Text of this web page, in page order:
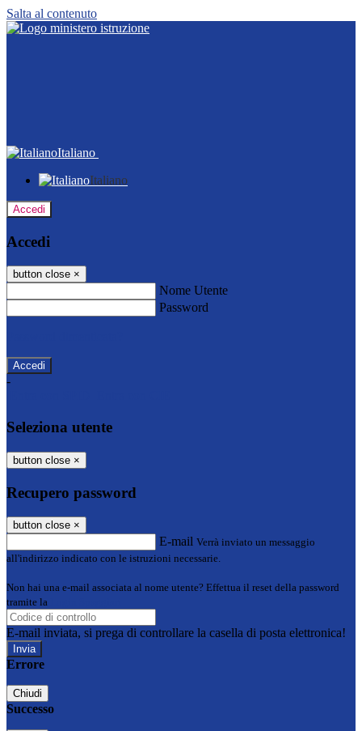
Salta al contenuto
Italiano
Italiano
Accedi
Accedi
button close ×
Nome Utente
Password
-
Seleziona utente
button close ×
Recupero password
button close ×
E-mail Verrà inviato un messaggio
all'indirizzo indicato con le istruzioni necessarie.
Non hai una e-mail associata al nome utente? Effettua il reset della password
tramite la
E-mail inviata, si prega di controllare la casella di posta elettronica!
Errore
Chiudi
Successo